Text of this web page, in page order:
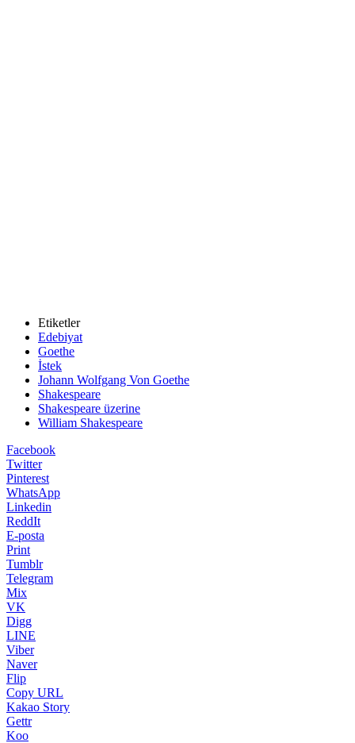
Etiketler
Edebiyat
Goethe
İstek
Johann Wolfgang Von Goethe
Shakespeare
Shakespeare üzerine
William Shakespeare
Facebook
Twitter
Pinterest
WhatsApp
Linkedin
ReddIt
E-posta
Print
Tumblr
Telegram
Mix
VK
Digg
LINE
Viber
Naver
Flip
Copy URL
Kakao Story
Gettr
Koo